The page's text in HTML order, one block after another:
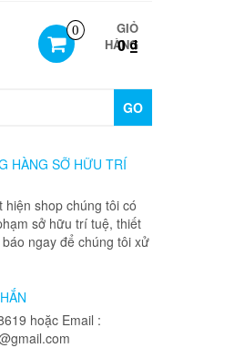
0
GIỎ
HÀNG
0 ₫
GO
HÀNG SỠ HỮU TRÍ
hiện shop chúng tôi có
sở hữu trí tuệ, thiết
ngay để chúng tôi xử
hoặc Email :